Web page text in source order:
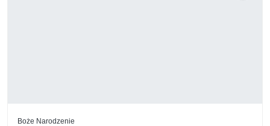
Boże Narodzenie